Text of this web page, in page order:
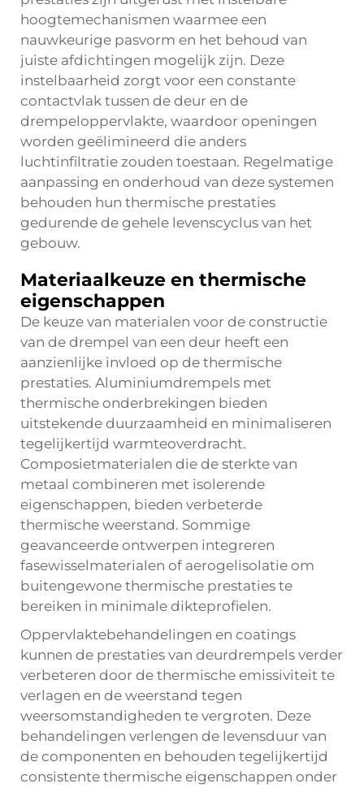
hoogtemechanismen waarmee een
nauwkeurige pasvorm en het behoud van
juiste afdichtingen mogelijk zijn. Deze
instelbaarheid zorgt voor een constante
contactvlak tussen de deur en de
drempeloppervlakte, waardoor openingen
worden geëlimineerd die anders
luchtinfiltratie zouden toestaan. Regelmatige
aanpassing en onderhoud van deze systemen
behouden hun thermische prestaties
gedurende de gehele levenscyclus van het
gebouw.
Materiaalkeuze en thermische
eigenschappen
De keuze van materialen voor de constructie
van de drempel van een deur heeft een
aanzienlijke invloed op de thermische
prestaties. Aluminiumdrempels met
thermische onderbrekingen bieden
uitstekende duurzaamheid en minimaliseren
tegelijkertijd warmteoverdracht.
Composietmaterialen die de sterkte van
metaal combineren met isolerende
eigenschappen, bieden verbeterde
thermische weerstand. Sommige
geavanceerde ontwerpen integreren
fasewisselmaterialen of aerogelisolatie om
buitengewone thermische prestaties te
bereiken in minimale dikteprofielen.
Oppervlaktebehandelingen en coatings
kunnen de prestaties van deurdrempels verder
verbeteren door de thermische emissiviteit te
verlagen en de weerstand tegen
weersomstandigheden te vergroten. Deze
behandelingen verlengen de levensduur van
de componenten en behouden tegelijkertijd
consistente thermische eigenschappen onder